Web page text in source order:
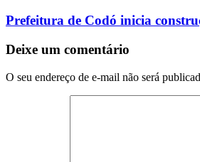
Prefeitura de Codó inicia
Deixe um comentário
O seu endereço de e-mail não será